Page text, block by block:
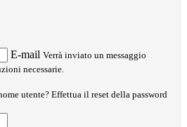
E-mail Verrà inviato un messaggio
necessarie.
utente? Effettua il reset della password